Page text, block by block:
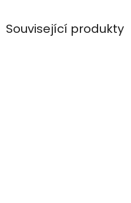
Související produkty